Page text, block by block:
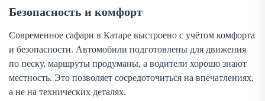
Безопасность и комфорт
Современное сафари в Катаре выстроено с учётом комфорта
и безопасности. Автомобили подготовлены для движения
по песку, маршруты продуманы, а водители хорошо знают
местность. Это позволяет сосредоточиться на впечатлениях,
а не на технических деталях.